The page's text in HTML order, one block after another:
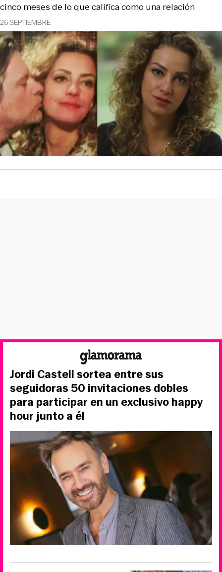
26 SEPTIEMBRE
cinco meses de lo que califica como una relación
Jordi Castell sortea entre sus
seguidoras 50 invitaciones dobles
para participar en un exclusivo happy
hour junto a él